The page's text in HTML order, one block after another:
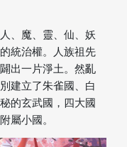
、魔、靈、仙、妖
統治權。人族祖先
出一片淨土。然亂
建立了朱雀國、白
的玄武國，四大國
屬小國。